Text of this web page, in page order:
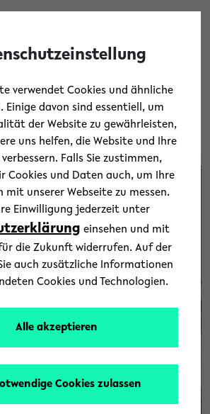
verwendet Cookies und ähnliche
Einige davon sind essentiell, um
der Website zu gewährleisten,
uns helfen, die Website und Ihre
Falls Sie zustimmen,
Cookies und Daten auch, um Ihre
mit unserer Webseite zu messen.
Einwilligung jederzeit unter
einsehen und mit
die Zukunft widerrufen. Auf der
auch zusätzliche Informationen
Cookies und Technologien.
Alle akzeptieren
Cookies zulassen